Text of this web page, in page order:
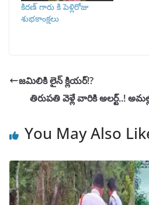
కిరణ్ గారు కి పెళ్లిరోజు
శుభకాంక్షలు
జమిలికి లైన్ క్లియర్!?
తిరుపతి వెళ్లే వారికి అలర్ట్..!
You May Also